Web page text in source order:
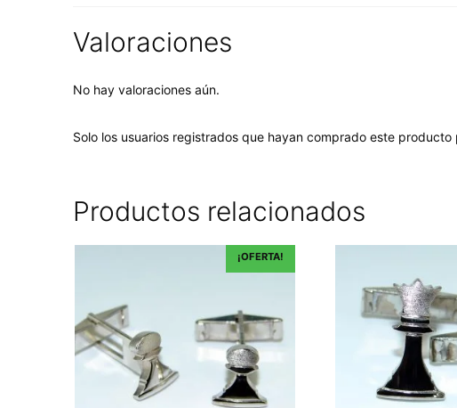
Valoraciones
No hay valoraciones aún.
Solo los usuarios registrados que hayan comprado este
Productos relacionados
¡OFERTA!